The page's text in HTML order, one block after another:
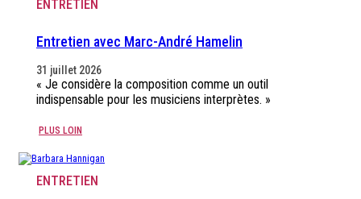
ENTRETIEN
Entretien avec Marc-André Hamelin
31 juillet 2026
« Je considère la composition comme un outil
indispensable pour les musiciens interprètes. »
PLUS LOIN
ENTRETIEN